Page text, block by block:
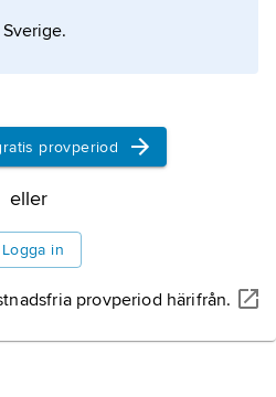
provperiod
eller
Logga in
provperiod härifrån.